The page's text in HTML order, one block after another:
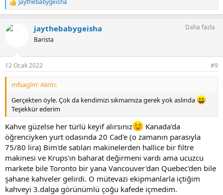
T
e
k
:
jaythebabygeisha
jaythebabygeisha
Barista
Daha fazla
12 Ocak 2022 #9
mfsaglm' Alıntı:
Gerçekten öyle. Çok da kendimizi sıkmamıza gerek yok aslında
Teşekkür ederim
Kahve güzelse her türlü keyif alırsınız
Kanada'da
öğrenciyken yurt odasında 20 Cad'e (o zamanın parasıyla
75/80 lira) Bim'de satılan makinelerden hallice bir filtre
makinesi ve Krups'ın baharat değirmeni vardı ama ucuzcu
markete bile Toronto bir yana Vancouver'dan Quebec'den bile
şahane kahveler gelirdi. O mütevazi ekipmanlarla içtiğim
kahveyi 3.dalga görünümlü çoğu kafede içmedim.